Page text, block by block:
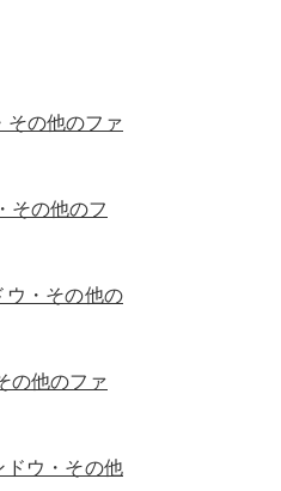
その他のファ
その他のフ
・その他の
の他のファ
ウ・その他